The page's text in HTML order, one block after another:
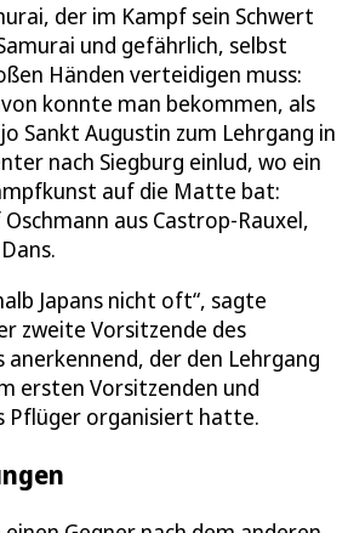
der im Kampf sein Schwert
und gefährlich, selbst
Händen verteidigen muss:
konnte man bekommen, als
Sankt Augustin zum Lehrgang in
nach Siegburg einlud, wo ein
auf die Matte bat:
aus Castrop-Rauxel,
Japans nicht oft“, sagte
zweite Vorsitzende des
der den Lehrgang
ersten Vorsitzenden und
Pflüger organisiert hatte.